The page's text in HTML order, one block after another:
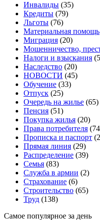
Инвалиды (35)
Кредиты (79)
Льготы (76)
Материальная помощь
Миграция (20)
Мошенничество,
Налоги и взыскания
Наследство (20)
НОВОСТИ (45)
Обучение (33)
Отпуск (25)
Очередь на жилье (65)
Пенсия (51)
Покупка жилья (20)
Права потребителя
Прописка и паспорт
Прямая линия (29)
Распределение (39)
Семья (83)
Служба в армии (2)
Страхование (6)
Строительство (65)
Труд (138)
Самое популярное за день